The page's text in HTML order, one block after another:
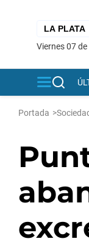
viernes 07
Portada >